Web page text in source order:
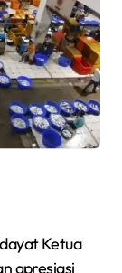
Ketua
apresiasi